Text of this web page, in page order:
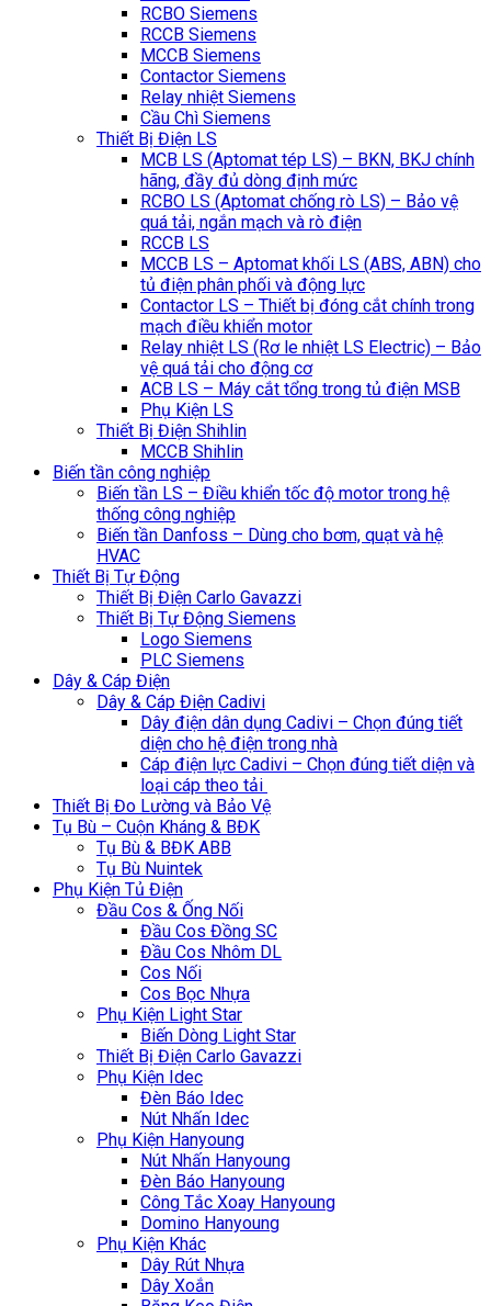
RCBO Siemens
RCCB Siemens
MCCB Siemens
Contactor Siemens
Relay nhiệt Siemens
Cầu Chì Siemens
Thiết Bị Điện LS
MCB LS (Aptomat tép LS) – BKN, BKJ chính
hãng, đầy đủ dòng định mức
RCBO LS (Aptomat chống rò LS) – Bảo vệ
quá tải, ngắn mạch và rò điện
RCCB LS
MCCB LS – Aptomat khối LS (ABS, ABN) cho
tủ điện phân phối và động lực
Contactor LS – Thiết bị đóng cắt chính trong
mạch điều khiển motor
Relay nhiệt LS (Rơ le nhiệt LS Electric) – Bảo
vệ quá tải cho động cơ
ACB LS – Máy cắt tổng trong tủ điện MSB
Phụ Kiện LS
Thiết Bị Điện Shihlin
MCCB Shihlin
Biến tần công nghiệp
Biến tần LS – Điều khiển tốc độ motor trong hệ
thống công nghiệp
Biến tần Danfoss – Dùng cho bơm, quạt và hệ
HVAC
Thiết Bị Tự Động
Thiết Bị Điện Carlo Gavazzi
Thiết Bị Tự Động Siemens
Logo Siemens
PLC Siemens
Dây & Cáp Điện
Dây & Cáp Điện Cadivi
Dây điện dân dụng Cadivi – Chọn đúng tiết
diện cho hệ điện trong nhà
Cáp điện lực Cadivi – Chọn đúng tiết diện và
loại cáp theo tải
Thiết Bị Đo Lường và Bảo Vệ
Tụ Bù – Cuộn Kháng & BĐK
Tụ Bù & BĐK ABB
Tụ Bù Nuintek
Phụ Kiện Tủ Điện
Đầu Cos & Ống Nối
Đầu Cos Đồng SC
Đầu Cos Nhôm DL
Cos Nối
Cos Bọc Nhựa
Phụ Kiện Light Star
Biến Dòng Light Star
Thiết Bị Điện Carlo Gavazzi
Phụ Kiện Idec
Đèn Báo Idec
Nút Nhấn Idec
Phụ Kiện Hanyoung
Nút Nhấn Hanyoung
Đèn Báo Hanyoung
Công Tắc Xoay Hanyoung
Domino Hanyoung
Phụ Kiện Khác
Dây Rút Nhựa
Dây Xoắn